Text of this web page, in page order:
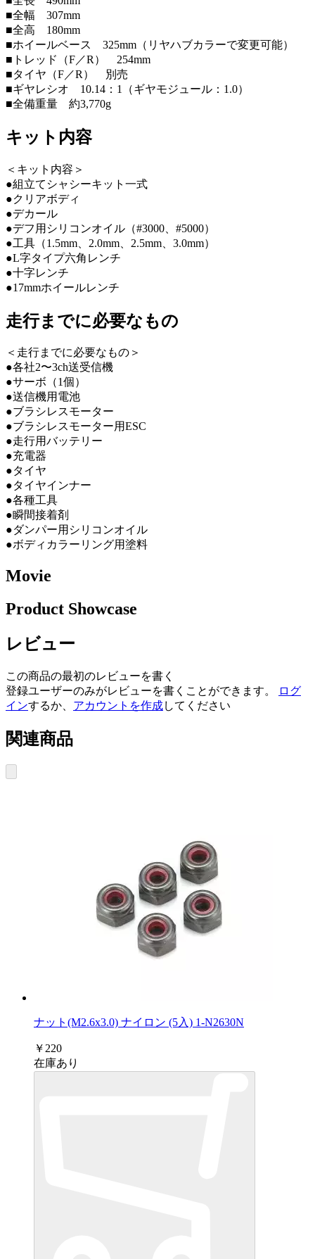
■全幅 307mm
■全高 180mm
■ホイールベース 325mm（リヤハブカラーで変更可能）
■トレッド（F／R） 254mm
■タイヤ（F／R） 別売
■ギヤレシオ 10.14：1（ギヤモジュール：1.0）
■全備重量 約3,770g
キット内容
＜キット内容＞
●組立てシャシーキット一式
●クリアボディ
●デカール
●デフ用シリコンオイル（#3000、#5000）
●工具（1.5mm、2.0mm、2.5mm、3.0mm）
●L字タイプ六角レンチ
●十字レンチ
●17mmホイールレンチ
走行までに必要なもの
＜走行までに必要なもの＞
●各社2〜3ch送受信機
●サーボ（1個）
●送信機用電池
●ブラシレスモーター
●ブラシレスモーター用ESC
●走行用バッテリー
●充電器
●タイヤ
●タイヤインナー
●各種工具
●瞬間接着剤
●ダンパー用シリコンオイル
●ボディカラーリング用塗料
Movie
Product Showcase
レビュー
この商品の最初のレビューを書く
登録ユーザーのみがレビューを書くことができます。
ログ
インするか、 アカウントを作成してください
関連商品
ナット(M2.6x3.0) ナイロン (5入) 1-N2630N
￥220
在庫あり